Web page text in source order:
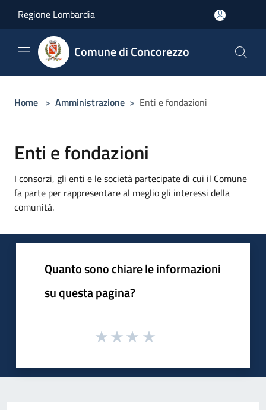
Regione Lombardia
Comune di Concorezzo
Home > Amministrazione > Enti e fondazioni
Enti e fondazioni
I consorzi, gli enti e le società partecipate di cui il Comune
fa parte per rappresentare al meglio gli interessi della
comunità.
Quanto sono chiare le informazioni
su questa pagina?